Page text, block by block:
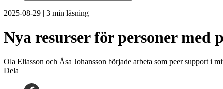
2025-08-29 | 3 min läsning
Nya resurser för personer med
Ola Eliasson och Åsa Johansson började arbeta som peer support i
Dela